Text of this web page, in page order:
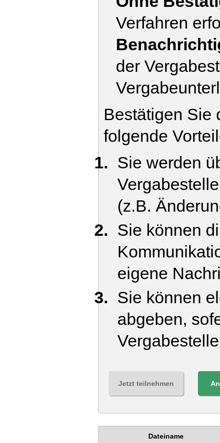
Verfahren
der
Bestätigen Sie
folgende
Sie werden
(z.B.
Sie können
eigene
Sie können
abgeben,
Jetzt teilnehmen
Dateiname